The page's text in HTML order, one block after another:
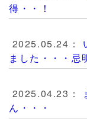
得・・！
2025.05.24：
ました・・・忌
2025.04.23：
ん・・・